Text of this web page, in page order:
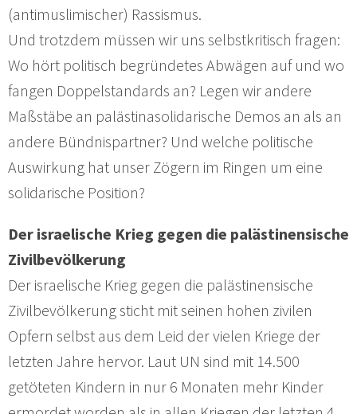
(antimuslimischer) Rassismus.
Und trotzdem müssen wir uns selbstkritisch fragen:
Wo hört politisch begründetes Abwägen auf und wo
fangen Doppelstandards an? Legen wir andere
Maßstäbe an palästinasolidarische Demos an als an
andere Bündnispartner? Und welche politische
Auswirkung hat unser Zögern im Ringen um eine
solidarische Position?
Der israelische Krieg gegen die palästinensische
Zivilbevölkerung
Der israelische Krieg gegen die palästinensische
Zivilbevölkerung sticht mit seinen hohen zivilen
Opfern selbst aus dem Leid der vielen Kriege der
letzten Jahre hervor. Laut UN sind mit 14.500
getöteten Kindern in nur 6 Monaten mehr Kinder